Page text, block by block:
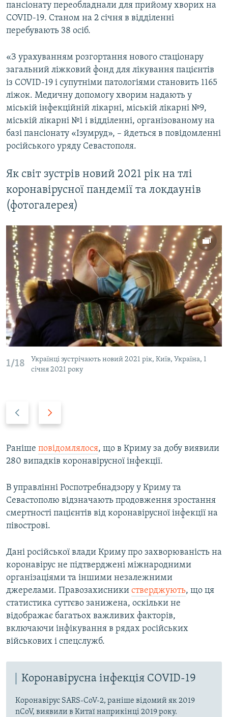
пансіонату переобладнали для прийому хворих на
COVID-19. Станом на 2 січня в відділенні
перебувають 38 осіб.
«З урахуванням розгортання нового стаціонару
загальний ліжковий фонд для лікування пацієнтів
із COVID-19 і супутніми патологіями становить 1165
ліжок. Медичну допомогу хворим надають у
міській інфекційній лікарні, міській лікарні №9,
міській лікарні №1 і відділенні, організованому на
базі пансіонату «Ізумруд», – йдеться в повідомленні
російського уряду Севастополя.
Як світ зустрів новий 2021 рік на тлі
коронавірусної пандемії та локдаунів
(фотогалерея)
1/18
Українці зустрічають новий 2021 рік, Київ, Україна, 1
січня 2021 року
v
i
u
s
s
l
d
t
s
i
d
e
Раніше повідомлялося, що в Криму за добу виявили
280 випадків коронавірусної інфекції.
В управлінні Роспотребнадзору у Криму та
Севастополю відзначають продовження зростання
смертності пацієнтів від коронавірусної інфекції на
півострові.
Дані російської влади Криму про захворюваність на
коронавірус не підтверджені міжнародними
організаціями та іншими незалежними
джерелами. Правозахисники стверджують, що ця
статистика суттєво занижена, оскільки не
відображає багатьох важливих факторів,
включаючи інфікування в рядах російських
військових і спецслужб.
Коронавірусна інфекція COVID-19
Коронавірус SARS-CoV-2, раніше відомий як 2019
nCoV, виявили в Китаї наприкінці 2019 року.